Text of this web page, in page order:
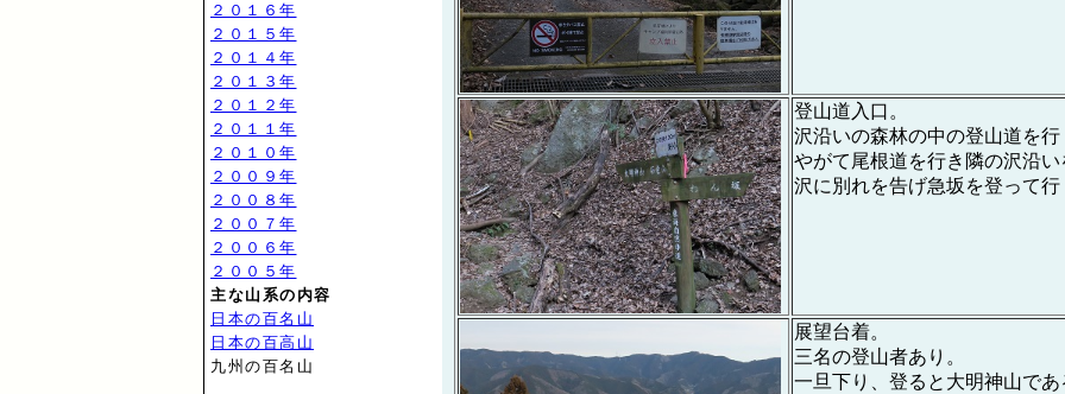
登山道入口。
沢沿いの森林の中の登山道を行
やがて尾根道を行き隣の沢沿い
沢に別れを告げ急坂を登って
展望台着。
三名の登山者あり。
一旦下り、登ると大明神山であ
２０１６年
２０１５年
２０１４年
２０１３年
２０１２年
２０１１年
２０１０年
２００９年
２００８年
２００７年
２００６年
２００５年
主な山系の内容
日本の百名山
日本の百高山
九州の百名山